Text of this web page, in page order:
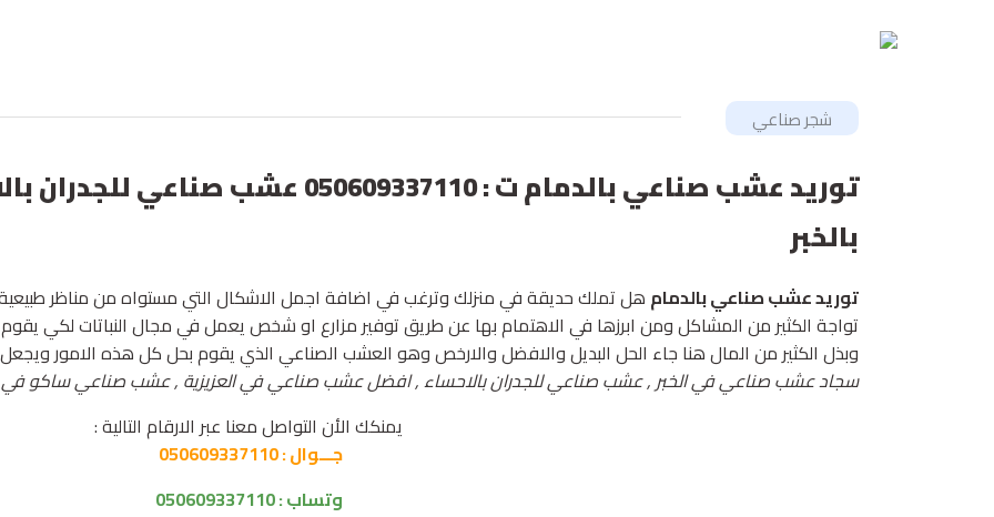
شجر صناعي
توريد عشب صناعي بالدمام ت :
بالخبر
توريد عشب صناعي بالدمام هل تملك حديقة في منزلك وترغب في اضافة اجمل الاشكال التي مستواه من مناظر
تواجة الكثير من المشاكل ومن ابرزها في الاهتمام بها عن طريق توفير مزارع او شخص يعمل في مجال النباتات لكي يقوم
وبذل الكثير من المال هنا جاء الحل البديل والافضل والارخص وهو العشب الصناعي الذي يقوم بحل كل هذه الامور
سجاد عشب صناعي في الخبر , عشب صناعي للجدران بالاحساء , افضل عشب صناعي في العزيزية , عشب صناعي ساكو
يمنكك الأن التواصل معنا عبر الارقام التالية :
جـــوال :050609337110
وتساب :050609337110